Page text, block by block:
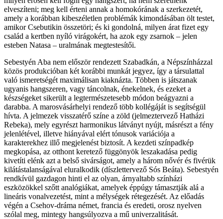
elveszíteni; meg kell érteni annak a homokórának a szerkezetét,
amely a korábban kibeszéletlen problémák kimondásában ölt testet,
amikor Csebutikin összetöri; és ki gondolná, milyen árat fizet egy
család a kertben nyíló virágokért, ha azok egy zsarnok – jelen
esteben Natasa – uralmának megtestesítői.
Sebestyén Aba nem először rendezett Szabadkán, a Népszínházzal
közös produkcióban két korábbi munkát jegyez, így a társulattal
való ismeretségét maximálisan kiaknázta. Többen is játszanak
ugyanis hangszeren, vagy táncolnak, énekelnek, és ezeket a
készségeket sikerült a legtermészetesebb módon beágyazni a
darabba. A marosvásárhelyi rendező több kollégáját is segítségül
hívta. A jelmezek visszatérő színe a zöld (jelmeztervező Hatházi
Rebeka), mely egyrészt harmonikus látványt nyújt, másrészt a fény
jelenlétével, illetve hiányával elért tónusok variációja a
karakterekhez illő megjelenést biztosít. A kezdeti színpadkép
megkopása, az otthont keretező függönyök leszakadása pedig
kivetíti elénk azt a belső sivárságot, amely a három nővér és fivérük
kilátástalanságával eluralkodik (díszlettervező Sós Beáta). Sebestyén
rendkívül gazdagon hinti el az olyan, árnyaltabb színházi
eszközökkel szőtt analógiákat, amelyek éppúgy támasztják alá a
lineáris vonalvezetést, mint a mélységek rétegezését. Az előadás
végén a Csehov-dráma német, francia és eredeti, orosz nyelven
szólal meg, mintegy hangsúlyozva a mű univerzalitását.